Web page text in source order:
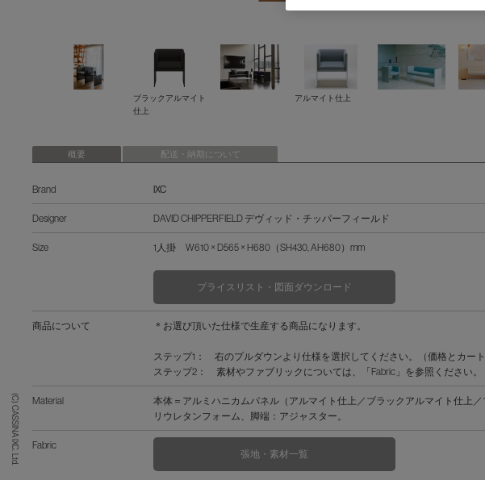
(C) CASSINA IXC. Ltd.
ブラックアルマイト
仕上
アルマイト仕上
概要 配送・納期について
Brand IXC
Designer DAVID CHIPPERFIELD デヴィッド・チッパーフィールド
Size 1人掛 W610 × D565 × H680（SH430, AH680）mm
プライスリスト・図面ダウンロード
商品について ＊お選び頂いた仕様で生産する商品になります。
ステップ1： 右のプルダウンより仕様を選択してください。（価格とカート
ステップ2： 素材やファブリックについては、「Fabric」を参照ください。
Material
本体＝アルミハニカムパネル（アルマイト仕上／ブラックアルマイト仕上
リウレタンフォーム、脚端：アジャスター。
Fabric
張地・素材一覧